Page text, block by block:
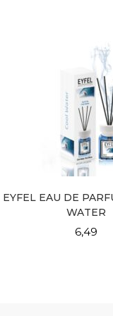
EYFEL EAU DE
WATER
6,49